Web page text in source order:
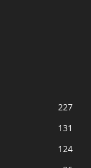
227
131
124